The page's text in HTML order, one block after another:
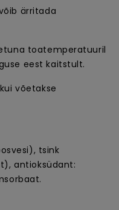
ärritada
toatemperatuuril
eest kaitstult.
võetakse
tsink
antioksüdant: